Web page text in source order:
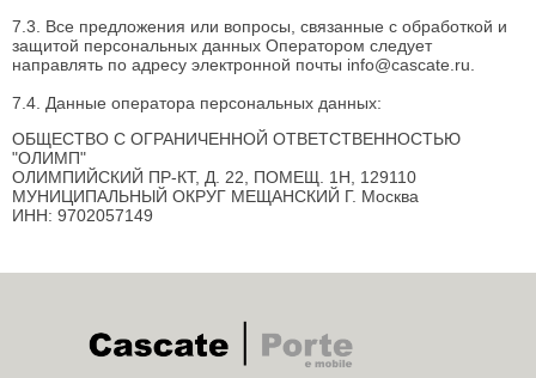
7.3. Все предложения или вопросы, связанные с обработкой и
защитой персональных данных Оператором следует
направлять по адресу электронной почты info@cascate.ru.
7.4. Данные оператора персональных данных:
ОБЩЕСТВО С ОГРАНИЧЕННОЙ ОТВЕТСТВЕННОСТЬЮ
"ОЛИМП"
ОЛИМПИЙСКИЙ ПР-КТ, Д. 22, ПОМЕЩ. 1Н, 129110
МУНИЦИПАЛЬНЫЙ ОКРУГ МЕЩАНСКИЙ Г. Москва
ИНН: 9702057149